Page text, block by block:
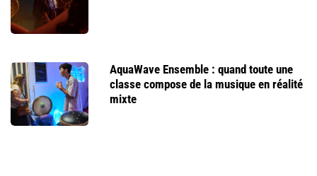
AquaWave Ensemble : quand toute une
classe compose de la musique en réalité
mixte